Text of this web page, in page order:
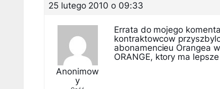
25 lutego 2010 o 09:33
Anonimow
y
Errata do mojego
kontraktowcow
abonamencieu Orangea
ORANGE, ktory ma